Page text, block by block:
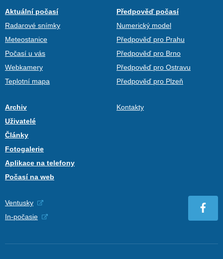
Aktuální počasí
Radarové snímky
Meteostanice
Počasí u vás
Webkamery
Teplotní mapa
Předpověď počasí
Numerický model
Předpověď pro Prahu
Předpověď pro Brno
Předpověď pro Ostravu
Předpověď pro Plzeň
Archiv
Uživatelé
Články
Fotogalerie
Aplikace na telefony
Počasí na web
Kontakty
Ventusky
In-počasie